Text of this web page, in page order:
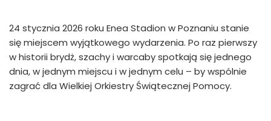
24 stycznia 2026 roku Enea Stadion w Poznaniu stanie
się miejscem wyjątkowego wydarzenia. Po raz pierwszy
w historii brydż, szachy i warcaby spotkają się jednego
dnia, w jednym miejscu i w jednym celu – by wspólnie
zagrać dla Wielkiej Orkiestry Świątecznej Pomocy.